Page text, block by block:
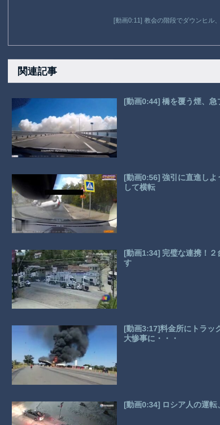
[動画0:11] 教会の階段でダウンヒル
関連記事
[動画0:44] 橋を覆う煙、
[動画0:56] 強引に直進し
して横転
[動画1:34] 完璧な連携！
す
[動画3:17]料金所にトラッ
大惨事に・・・
[動画0:34] ロシア人の運